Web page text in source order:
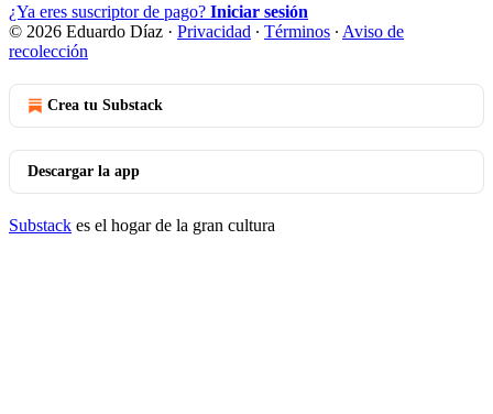
¿Ya eres suscriptor de pago? Iniciar sesión
© 2026 Eduardo Díaz · Privacidad ∙ Términos ∙ Aviso de
recolección
Crea tu Substack
Descargar la app
Substack es el hogar de la gran cultura